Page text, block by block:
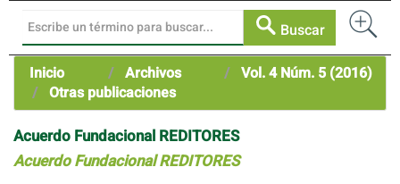
Buscar
Inicio Archivos
Vol. 4 Núm. 5 (2016)
Otras publicaciones
Acuerdo Fundacional REDITORES
Acuerdo Fundacional REDITORES